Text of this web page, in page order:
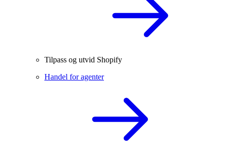
Tilpass og utvid Shopify
Handel for agenter